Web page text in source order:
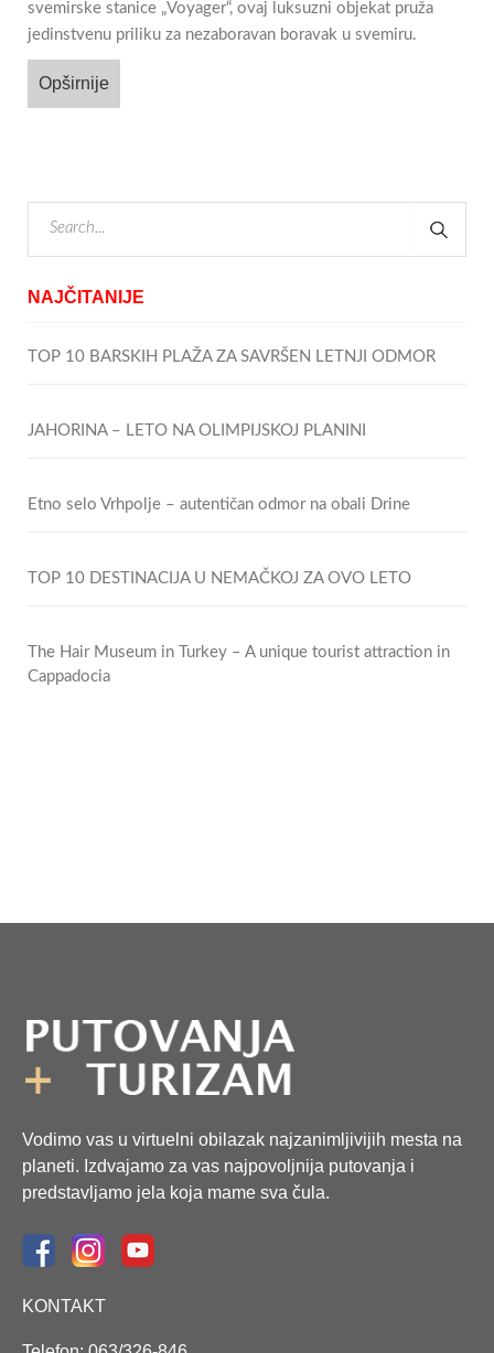
svemirske stanice „Voyager“, ovaj luksuzni objekat pruža
jedinstvenu priliku za nezaboravan boravak u svemiru.
Opširnije
NAJČITANIJE
TOP 10 BARSKIH PLAŽA ZA SAVRŠEN LETNJI ODMOR
JAHORINA – LETO NA OLIMPIJSKOJ PLANINI
Etno selo Vrhpolje – autentičan odmor na obali Drine
TOP 10 DESTINACIJA U NEMAČKOJ ZA OVO LETO
The Hair Museum in Turkey – A unique tourist attraction in
Cappadocia
Vodimo vas u virtuelni obilazak najzanimljivijih mesta na
planeti. Izdvajamo za vas najpovoljnija putovanja i
predstavljamo jela koja mame sva čula.
KONTAKT